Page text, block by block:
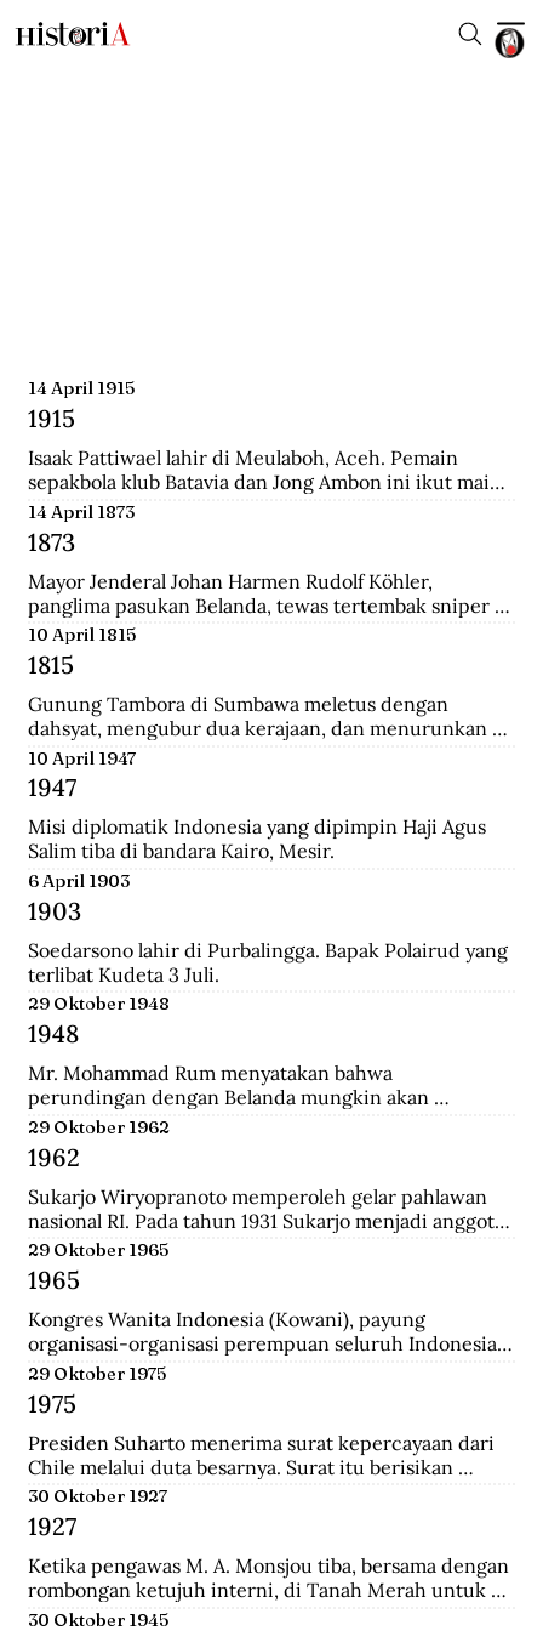
14 April 1915
1915
Isaak Pattiwael lahir di Meulaboh, Aceh. Pemain
sepakbola klub Batavia dan Jong Ambon ini ikut main
dalam Piala Dunia 1938 di Prancis.
14 April 1873
1873
Mayor Jenderal Johan Harmen Rudolf Köhler,
panglima pasukan Belanda, tewas tertembak sniper
Aceh di depan Masjid Raya Banda Aceh.
10 April 1815
1815
Gunung Tambora di Sumbawa meletus dengan
dahsyat, mengubur dua kerajaan, dan menurunkan
suhu global sehingga disebut tahun tanpa musim
panas.
10 April 1947
1947
Misi diplomatik Indonesia yang dipimpin Haji Agus
Salim tiba di bandara Kairo, Mesir.
6 April 1903
1903
Soedarsono lahir di Purbalingga. Bapak Polairud yang
terlibat Kudeta 3 Juli.
29 Oktober 1948
1948
Mr. Mohammad Rum menyatakan bahwa
perundingan dengan Belanda mungkin akan
dilanjutkan bulan depan, dan akan mendatangkan
kepastian.
29 Oktober 1962
1962
Sukarjo Wiryopranoto memperoleh gelar pahlawan
nasional RI. Pada tahun 1931 Sukarjo menjadi anggota
Volksraad bersama dr. Sutomo, ia mendirikan
Persatuan Bangsa Indonesia (PBI). Kemudia tahun
1936, pindah ke Partai Indonesia Raya (Parindra).
Seteleh kemerdekaan, Sukarjo pernah menduduki
jabatan Duta Besar Indonesia Republik Indonesia di
Vatikan, Duta Besar Luar Biasa di Italia.
29 Oktober 1965
1965
Kongres Wanita Indonesia (Kowani), payung
organisasi-organisasi perempuan seluruh Indonesia,
mengeluarkan Gerwani sebagai anggota.
29 Oktober 1975
1975
Presiden Suharto menerima surat kepercayaan dari
Chile melalui duta besarnya. Surat itu berisikan
adanya hubungan diplomatik antara Indonesia-CHile.
30 Oktober 1927
1927
Ketika pengawas M. A. Monsjou tiba, bersama dengan
rombongan ketujuh interni, di Tanah Merah untuk
menggantikan Kapten Becking sebagai penguasa
30 Oktober 1945